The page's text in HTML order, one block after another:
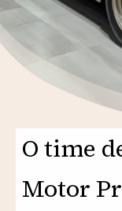
O time
Motor
O time
Motor